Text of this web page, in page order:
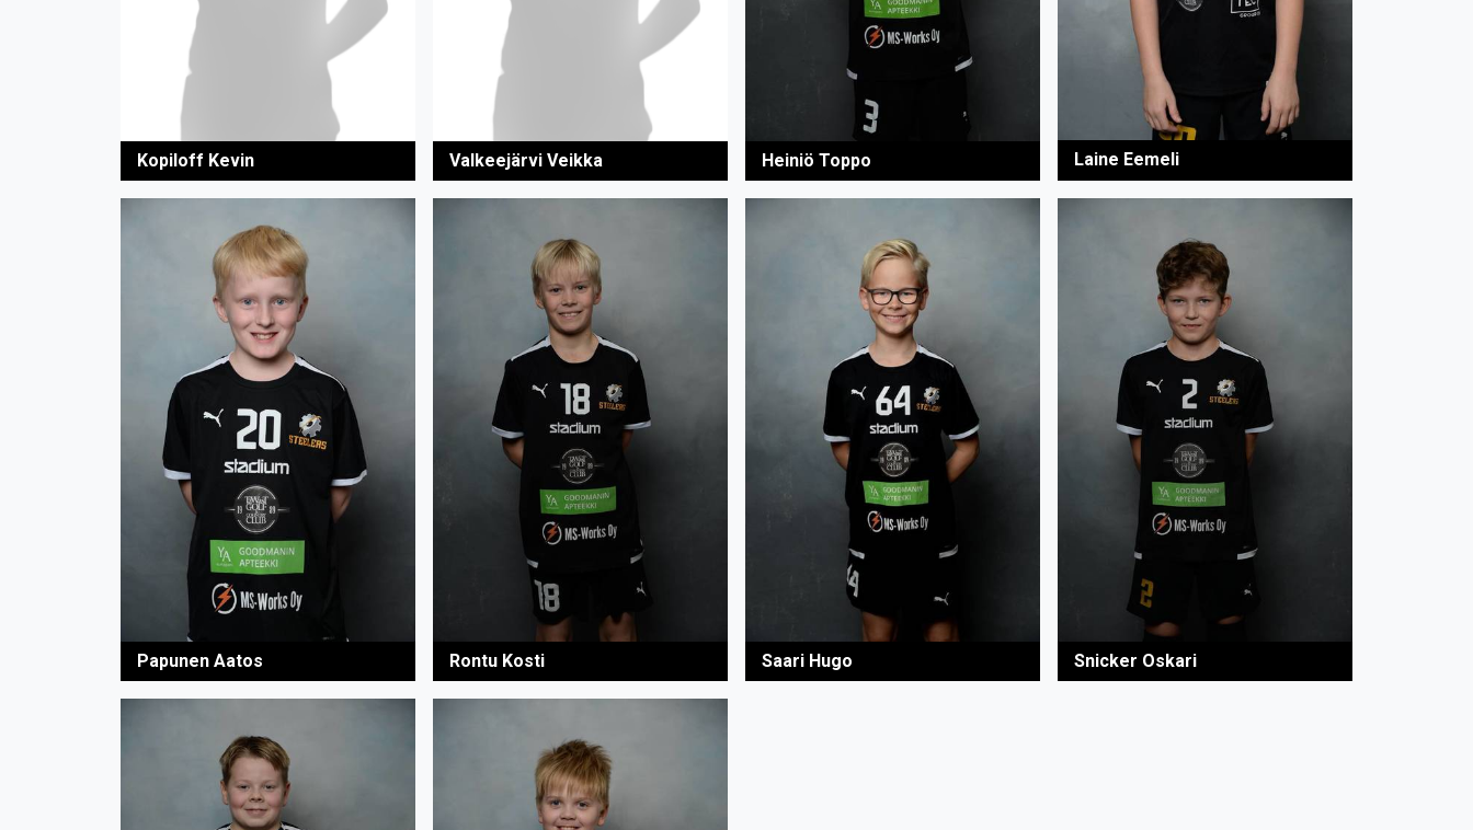
Kopiloff Kevin Valkeejärvi Veikka Heiniö Toppo Laine Eemeli
Papunen Aatos Rontu Kosti Saari Hugo Snicker Oskari